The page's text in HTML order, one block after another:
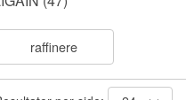
raffinere